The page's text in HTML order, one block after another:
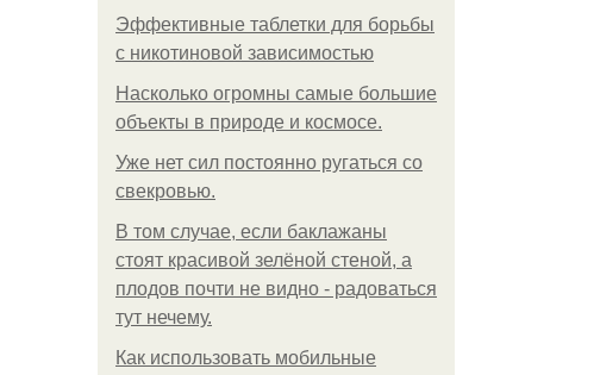
Эффективные таблетки для борьбы
с никотиновой зависимостью
Насколько огромны самые большие
объекты в природе и космосе.
Уже нет сил постоянно ругаться со
свекровью.
В том случае, если баклажаны
стоят красивой зелёной стеной, а
плодов почти не видно - радоваться
тут нечему.
Как использовать мобильные